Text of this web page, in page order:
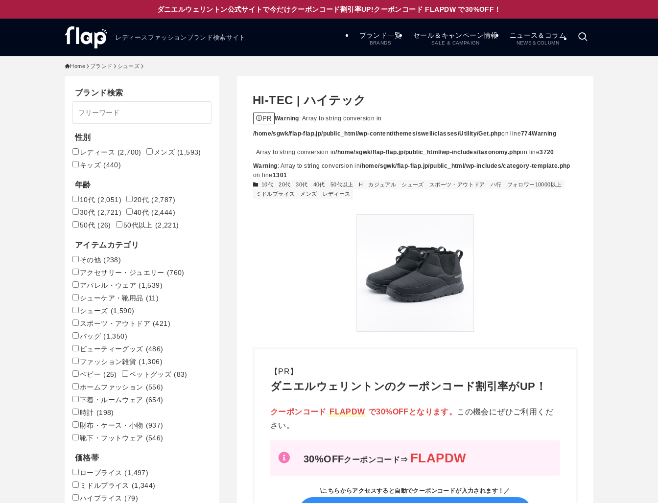
ダニエルウェリントン公式サイトで今だけクーポンコード割引率UP!クーポンコード FLAPDW で30%OFF！
レディースファッションブランド検索サイト ブランド一覧
BRANDS
セール＆キャンペーン情報
SALE & CAMPAIGN
ニュース＆コラム
NEWS＆COLUMN
Home ブランド シューズ
HI-TEC | ハイテック
PR Warning: Array to string conversion in
/home/sgwk/flap-flap.jp/public_html/wp-content/themes/swell/classes/Utility/Get.phpon line774Warning
: Array to string conversion in/home/sgwk/flap-flap.jp/public_html/wp-includes/taxonomy.phpon line3720
Warning: Array to string conversion in/home/sgwk/flap-flap.jp/public_html/wp-includes/category-template.php
on line1301
10代 20代 30代 40代 50代以上 H カジュアル シューズ スポーツ・アウトドア ハ行
フォロワー10000以上
ミドルプライス
メンズ レディース
【PR】
ダニエルウェリントンのクーポンコード割引率がUP！
クーポンコードFLAPDWで30%OFFとなります。
この機会にぜひご利用くだ
さい。
30%OFFクーポンコード⇒ FLAPDW
\こちらからアクセスすると自動でクーポンコードが入力されます！／
ブランド検索
性別
レディース (2,700) メンズ (1,593)
キッズ (440)
年齢
10代 (2,051) 20代 (2,787)
30代 (2,721) 40代 (2,444)
50代 (26) 50代以上 (2,221)
アイテムカテゴリ
その他 (238)
アクセサリー・ジュエリー (760)
アパレル・ウェア (1,539)
シューケア・靴用品 (11)
シューズ (1,590)
スポーツ・アウトドア (421)
バッグ (1,350)
ビューティーグッズ (486)
ファッション雑貨 (1,306)
ベビー (25) ペットグッズ (83)
ホームファッション (556)
下着・ルームウェア (654)
時計 (198)
財布・ケース・小物 (937)
靴下・フットウェア (546)
価格帯
ロープライス (1,497)
ミドルプライス (1,344)
ハイプライス (79)